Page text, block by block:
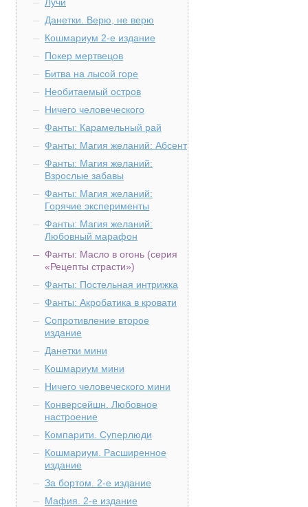
Данетки. Верю, не верю
Кошмариум 2-е издание
Покер мертвецов
Битва на лысой горе
Необитаемый остров
Ничего человеческого
Фанты: Карамельный рай
Фанты: Магия желаний: Абсент
Фанты: Магия желаний:
Взрослые забавы
Фанты: Магия желаний:
Горячие эксперименты
Фанты: Магия желаний:
Любовный марафон
Фанты: Масло в огонь (серия
«Рецепты страсти»)
Фанты: Постельная интрижка
Фанты: Акробатика в кровати
Сопротивление второе
издание
Данетки мини
Кошмариум мини
Ничего человеческого мини
Конверсейшн. Любовное
настроение
Компарити. Суперлюди
Кошмариум. Расширенное
издание
За бортом. 2-е издание
Мафия. 2-е издание